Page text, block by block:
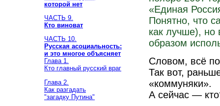
которой нет
ЧАСТЬ 9.
Кто виноват
ЧАСТЬ 10.
Русская асоциальность:
и это многое объясняет
Глава 1.
Кто главный русский враг
Глава 2.
Как разгадать
"загадку Путина"
«Единая
Понятно, что
как лучше), но
образом
Словом, всё
Так вот,
«коммуняки».
А сейчас —